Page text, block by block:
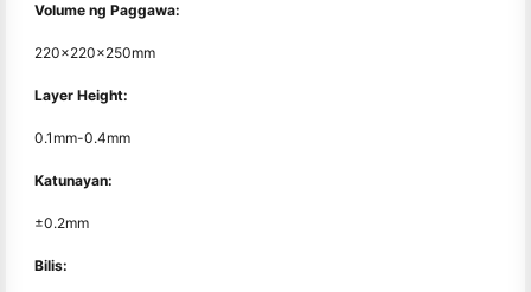
Volume ng Paggawa:
220×220×250mm
Layer Height:
0.1mm-0.4mm
Katunayan:
±0.2mm
Bilis: